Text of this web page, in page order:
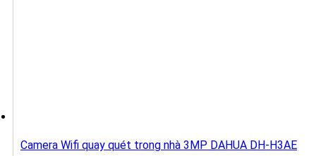
Camera Wifi quay quét trong nhà 3MP DAHUA DH-H3AE